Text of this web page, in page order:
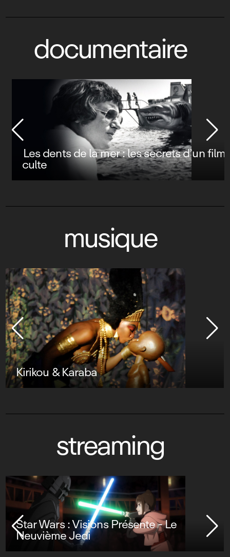
documentaire
Les dents de la mer : les secrets d’un film
culte
musique
Kirikou & Karaba
streaming
Star Wars : Visions Présente - Le
Neuvième Jedi